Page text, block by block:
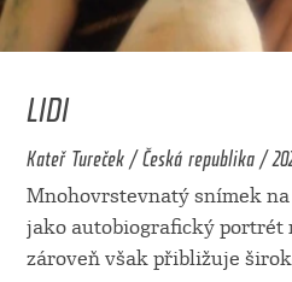
LIDI
Kateř Tureček / Česká republika /
Mnohovrstevnatý snímek
jako autobiografický portrét
zároveň však přibližuje